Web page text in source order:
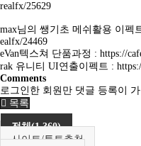
realfx/25629
max님의 쌩기초 메쉬활용 이펙
ealfx/24469
eVan텍스쳐 단품과정 : https://
rak 유니티 UI연출이펙트 :
Comments
로그인한 회원만 댓글 등록이
목록
전체(1,360)
사이트/튜토추천